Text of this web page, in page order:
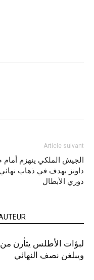
Article suivant
الجيش الملكي ينهزم
داونز بهدف في ذهاب نهائي
دوري الأبطال
لبؤات الأطلس يثأرن
ويبلغن نصف النهائي